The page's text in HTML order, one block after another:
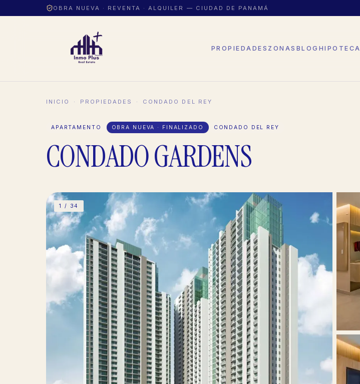
OBRA NUEVA · REVENTA · ALQUILER — CIUDAD DE PANAMÁ
PROPIEDADES ZONAS BLOG HIPOTECA
INICIO · PROPIEDADES · CONDADO DEL REY
APARTAMENTO OBRA NUEVA · FINALIZADO CONDADO DEL REY
CONDADO GARDENS
1 / 34